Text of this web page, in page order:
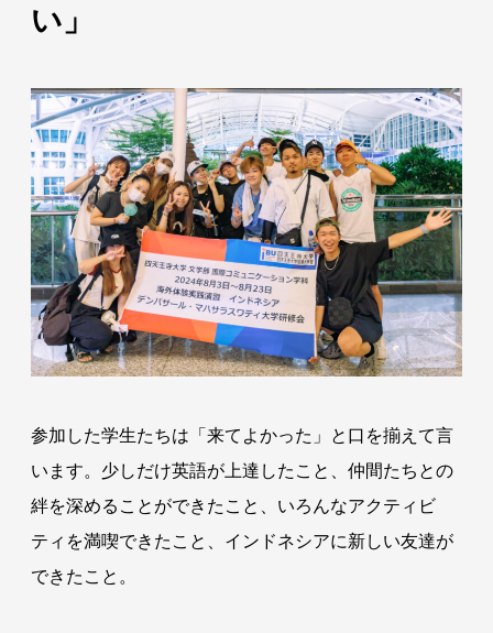
い」
参加した学生たちは「来てよかった」と口を揃えて言
います。少しだけ英語が上達したこと、仲間たちとの
絆を深めることができたこと、いろんなアクティビ
ティを満喫できたこと、インドネシアに新しい友達が
できたこと。